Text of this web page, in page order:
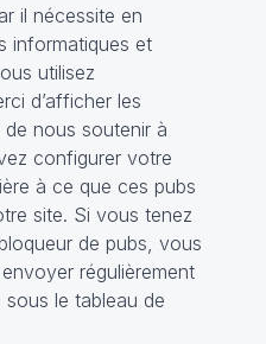
il nécessite en
informatiques et
utilisez
d’afficher les
nous soutenir à
configurer votre
à ce que ces pubs
site. Si vous tenez
de pubs, vous
régulièrement
le tableau de